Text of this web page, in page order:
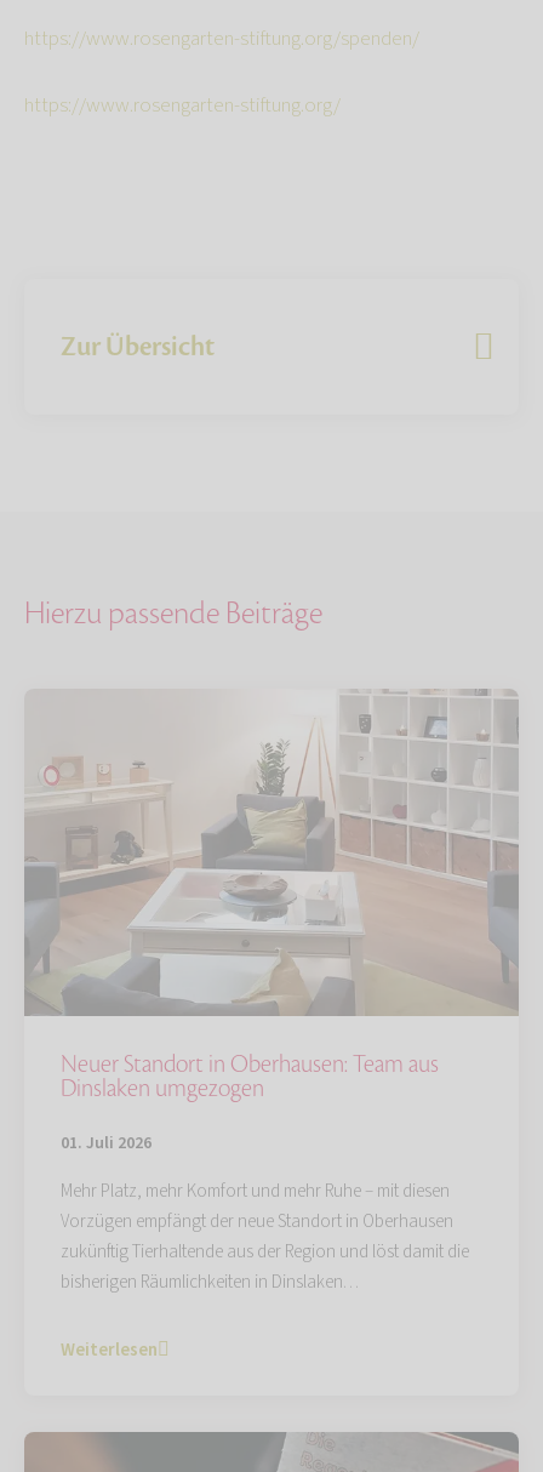
https://www.rosengarten-stiftung.org/spenden/
https://www.rosengarten-stiftung.org/
Zur Übersicht
Hierzu passende Beiträge
Neuer Standort in Oberhausen: Team aus
Dinslaken umgezogen
01. Juli 2026
Mehr Platz, mehr Komfort und mehr Ruhe – mit diesen
Vorzügen empfängt der neue Standort in Oberhausen
zukünftig Tierhaltende aus der Region und löst damit die
bisherigen Räumlichkeiten in Dinslaken…
Weiterlesen